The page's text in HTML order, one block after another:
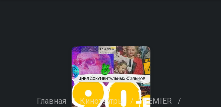
Главная / Кинотеатры / PREMIER /